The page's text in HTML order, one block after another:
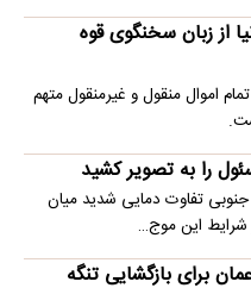
از زبان سخنگوی قوه
اموال منقول و غیرمنقول متهم
را به تصویر کشید
تفاوت دمایی شدید میان
شرایط این موج…
برای بازگشایی تنگه